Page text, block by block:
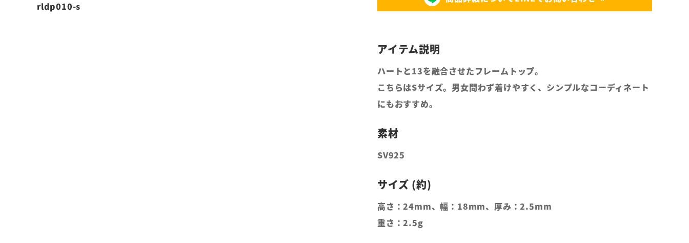
rldp010-s
ハートと13を融合させたフレームトップ。
こちらはSサイズ。男女問わず着けやすく、シンプルなコーディネート
にもおすすめ。
SV925
高さ：24mm、幅：18mm、厚み：2.5mm
重さ：2.5g